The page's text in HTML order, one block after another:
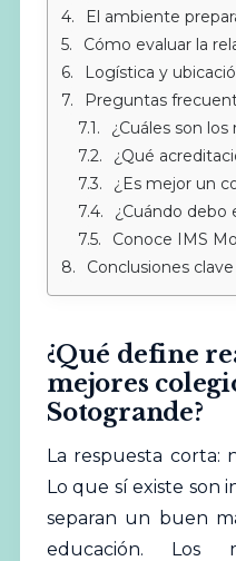
El ambiente preparado: por
Cómo evaluar la
Logística y
Preguntas
¿Cuáles son los mejores
¿Qué acreditaciones
¿Es mejor un colegio
¿Cuándo debo
Conoce IMS
Conclusiones clave
¿Qué define
mejores
Sotogrande?
La respuesta corta:
Lo que sí existe son
separan un buen
educación. Los